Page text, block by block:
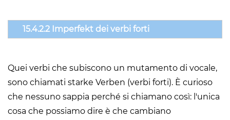
15.4.2.2 Imperfekt dei verbi forti
Quei verbi che subiscono un mutamento di vocale,
sono chiamati starke Verben (verbi forti). È curioso
che nessuno sappia perché si chiamano così: l'unica
cosa che possiamo dire è che cambiano